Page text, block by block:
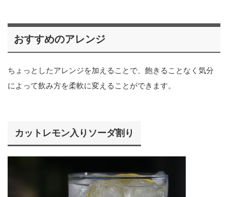
おすすめのアレンジ
ちょっとしたアレンジを加えることで、飽きることなく気分
によって飲み方を柔軟に変えることができます。
カットレモン入りソーダ割り